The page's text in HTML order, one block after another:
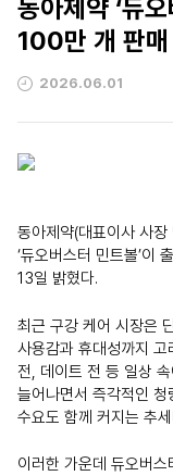
동아제약 ‘듀
100만 개 판
2026.06.01
동아제약(대표이사 사
‘듀오버스터 민트볼’이
13일 밝혔다.
최근 구강 케어 시장은
사용감과 휴대성까지
전, 데이트 전 등 일상
늘어나면서 즉각적인
수요도 함께 커지는 추
이러한 가운데 듀오버